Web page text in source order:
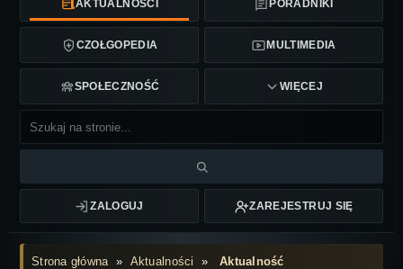
AKTUALNOŚCI PORADNIKI
CZOŁGOPEDIA MULTIMEDIA
SPOŁECZNOŚĆ WIĘCEJ
ZALOGUJ ZAREJESTRUJ SIĘ
Strona główna» Aktualności »Aktualność